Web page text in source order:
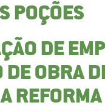
POÇÕES
DE
DE OBRA